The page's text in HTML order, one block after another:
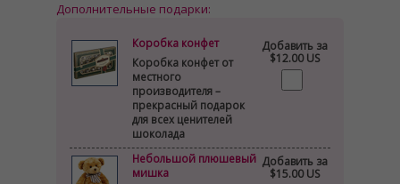
Дополнительные подарки:
Добавить за
$12.00 US
Коробка конфет
Коробка конфет от
местного
производителя –
прекрасный подарок
для всех ценителей
шоколада
Добавить за
$15.00 US
Небольшой плюшевый
мишка